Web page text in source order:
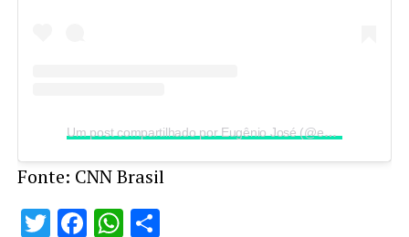
Um post compartilhado por Eugênio José (@eugeniojose)
Fonte: CNN Brasil
Twitter
Facebook
WhatsApp
Share